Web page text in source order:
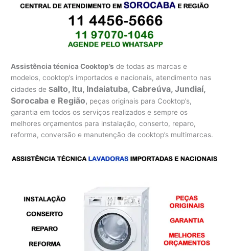
Assistência técnica Cooktop’s de todas as marcas e
modelos, cooktop’s importados e nacionais, atendimento nas
cidades deSalto, Itu, Indaiatuba, Cabreúva, Jundiaí,
Sorocaba e Região, peças originais para Cooktop’s,
garantia em todos os serviços realizados e sempre os
melhores orçamentos para instalação, conserto, reparo,
reforma, conversão e manutenção de cooktop’s multimarcas.